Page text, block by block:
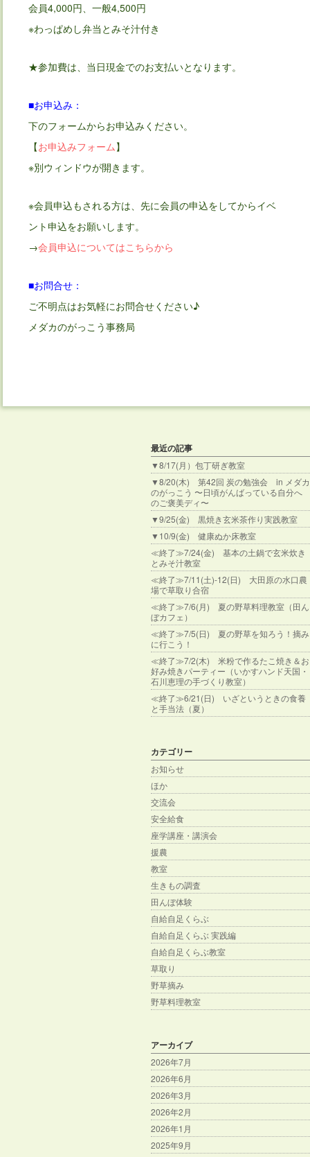
会員4,000円、一般4,500円
※わっぱめし弁当とみそ汁付き
★参加費は、当日現金でのお支払いとなります。
■お申込み：
下のフォームからお申込みください。
【お申込みフォーム】
※別ウィンドウが開きます。
※会員申込もされる方は、先に会員の申込をしてからイベ
ント申込をお願いします。
→会員申込についてはこちらから
■お問合せ：
ご不明点はお気軽にお問合せください♪
メダカのがっこう事務局
最近の記事
▼8/17(月）包丁研ぎ教室
▼8/20(木) 第42回 炭の勉強会 in メダカ
のがっこう 〜日頃がんばっている自分へ
のご褒美ディ〜
▼9/25(金) 黒焼き玄米茶作り実践教室
▼10/9(金) 健康ぬか床教室
≪終了≫7/24(金) 基本の土鍋で玄米炊き
とみそ汁教室
≪終了≫7/11(土)-12(日) 大田原の水口農
場で草取り合宿
≪終了≫7/6(月) 夏の野草料理教室（田ん
ぼカフェ）
≪終了≫7/5(日) 夏の野草を知ろう！摘み
に行こう！
≪終了≫7/2(木) 米粉で作るたこ焼き＆お
好み焼きパーティー（いかすハンド天国・
石川恵理の手づくり教室）
≪終了≫6/21(日) いざというときの食養
と手当法（夏）
カテゴリー
お知らせ
ほか
交流会
安全給食
座学講座・講演会
援農
教室
生きもの調査
田んぼ体験
自給自足くらぶ
自給自足くらぶ 実践編
自給自足くらぶ教室
草取り
野草摘み
野草料理教室
アーカイブ
2026年7月
2026年6月
2026年3月
2026年2月
2026年1月
2025年9月